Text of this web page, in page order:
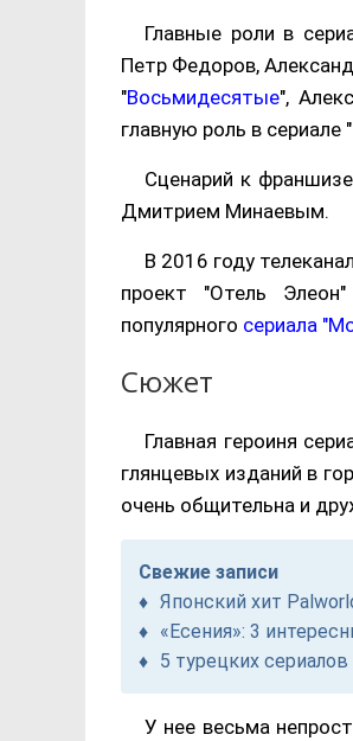
Главные роли в
Петр Федоров,
"Восьмидесятые",
главную роль в сериале "
Сценарий к
Дмитрием Минаевым.
В 2016 году
проект "Отель
популярного сериала
Сюжет
Главная героиня
глянцевых изданий в
очень общительна и
Свежие записи
Японский хит
«Есения»: 3
5 турецких
У нее весьма